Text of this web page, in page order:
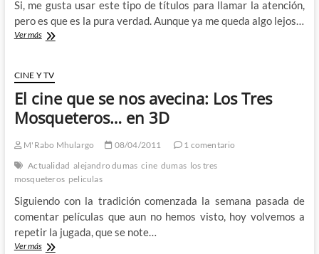
Si, me gusta usar este tipo de títulos para llamar la atención,
pero es que es la pura verdad. Aunque ya me queda algo lejos…
Ver másMe
me
meo
en
«literatura
CINE Y TV
El cine que se nos avecina: Los Tres
Mosqueteros… en 3D
M'Rabo Mhulargo 08/04/2011
1 comentario
Actualidad alejandro dumas cine dumas los tres
mosqueteros peliculas
Siguiendo con la tradición comenzada la semana pasada de
comentar películas que aun no hemos visto, hoy volvemos a
repetir la jugada, que se note…
Ver másEl